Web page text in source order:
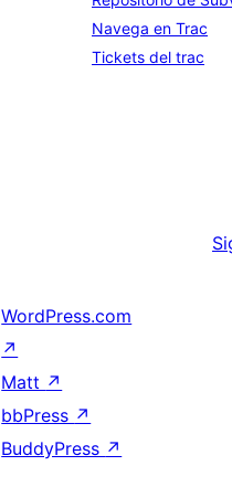
Navega en Trac
Tickets del trac
WordPress.com
↗
Matt ↗
bbPress ↗
BuddyPress ↗